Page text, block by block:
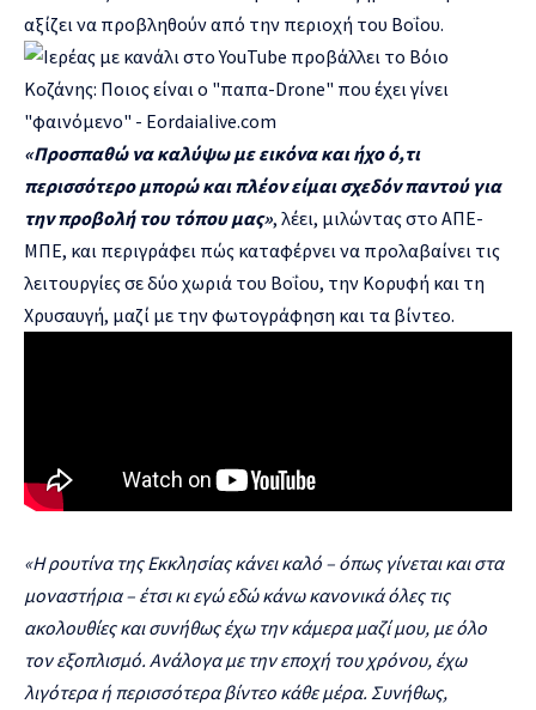
αξίζει να προβληθούν από την περιοχή του Βοΐου.
«Προσπαθώ να καλύψω με εικόνα και ήχο ό,τι
περισσότερο μπορώ και πλέον είμαι σχεδόν παντού για
την προβολή του τόπου μας», λέει, μιλώντας στο ΑΠΕ-
ΜΠΕ, και περιγράφει πώς καταφέρνει να προλαβαίνει τις
λειτουργίες σε δύο χωριά του Βοΐου, την Κορυφή και τη
Χρυσαυγή, μαζί με την φωτογράφηση και τα βίντεο.
«Η ρουτίνα της Εκκλησίας κάνει καλό – όπως γίνεται και στα
μοναστήρια– έτσι κι εγώ εδώ κάνω κανονικά όλες τις
ακολουθίες και συνήθως έχω την κάμερα μαζί μου, με όλο
τον εξοπλισμό. Ανάλογα με την εποχή του χρόνου, έχω
λιγότερα ή περισσότερα βίντεο κάθε μέρα. Συνήθως,